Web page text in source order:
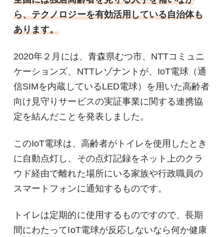
ら、テクノロジーを有効活用している自治体も
あります。
2020年２月には、青森県むつ市、NTTコミュニ
ケーションズ、NTTレゾナントが、IoT電球（通
信SIMを内蔵しているLED電球）を用いた高齢者
向け見守りサービスの実証事業に関する連携協
定を結んだことを発表しました。
このIoT電球は、高齢者がトイレを使用したとき
に自動点灯し、その点灯記録をネット上のクラ
ウド経由で離れた場所にいる家族や行政職員の
スマートフォンに通知するものです。
トイレは定期的に使用するものですので、長期
間にわたってIoT電球が反応しないなら何か健康